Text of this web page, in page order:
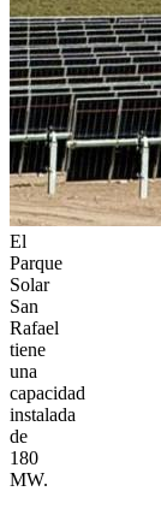
El
Parque
Solar
San
Rafael
tiene
una
capacidad
instalada
de
180
MW.